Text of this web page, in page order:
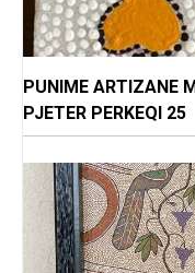
PUNIME ARTIZANE
PJETER PERKEQI 25